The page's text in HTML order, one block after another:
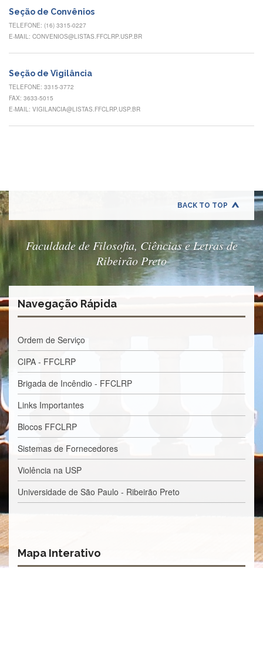
Reuniões
Conheça
Formulários
Contato
INTERNACIONALIZAÇÃO
Estudar
Exterior
Editais
Eleições
Concursos
Concursos
Processos
Seletivos
Licitações/Contratações
Seção de Convênios
TELEFONE: (16) 3315-0227
E-MAIL: CONVENIOS@LISTAS.FFCLRP.USP.BR
Seção de Vigilância
TELEFONE: 3315-3772
FAX: 3633-5015
E-MAIL: VIGILANCIA@LISTAS.FFCLRP.USP.BR
BACK TO TOP
Faculdade de Filosofia, Ciências e Letras de
Ribeirão Preto
Navegação Rápida
Ordem de Serviço
CIPA - FFCLRP
Brigada de Incêndio - FFCLRP
Links Importantes
Blocos FFCLRP
Sistemas de Fornecedores
Violência na USP
Universidade de São Paulo - Ribeirão Preto
Mapa Interativo